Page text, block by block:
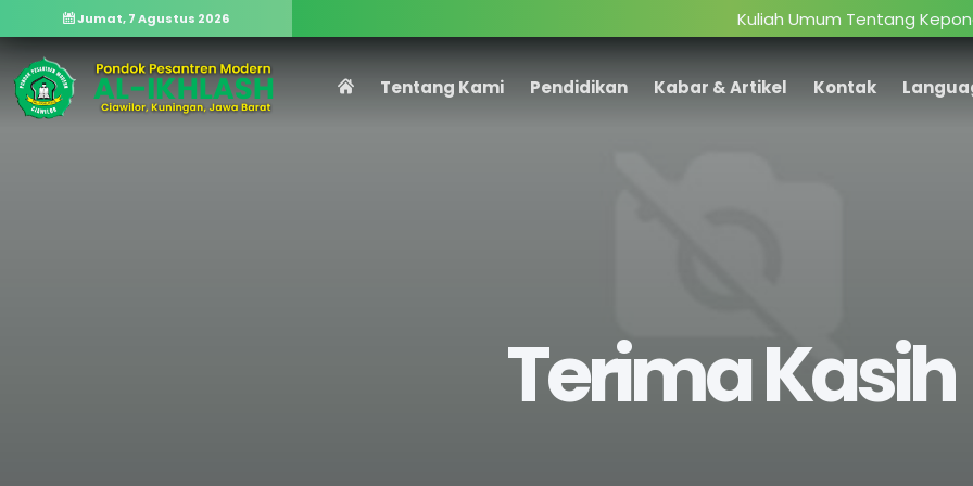
Tentang Kami Pendidikan Kabar & Artikel Kontak
Kuliah Umum Tentang
Jumat, 7 Agustus 2026
Terima Kasih